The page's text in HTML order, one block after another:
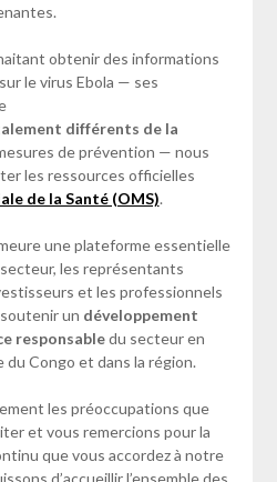
obtenir des informations
le virus Ebola — ses
différents de la
de prévention — nous
les ressources officielles
de la Santé (OMS).
une plateforme essentielle
les représentants
et les professionnels
un développement
responsabledu secteur en
Congo et dans la région.
les préoccupations que
et vous remercions pour la
que vous accordez à notre